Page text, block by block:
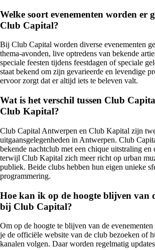
Welke soort evenementen worden er
Club Capital?
Bij Club Capital worden diverse evenementen
thema-avonden, live optredens van bekende
speciale feesten tijdens feestdagen of speciale
staat bekend om zijn gevarieerde en levendige
ervoor zorgt dat er altijd iets te beleven valt.
Wat is het verschil tussen Club
Club Kapital?
Club Capital Antwerpen en Club Kapital zijn
uitgaansgelegenheden in Antwerpen. Club
bekende nachtclub met een chique uitstraling en
terwijl Club Kapital zich meer richt op urban
publiek. Beide clubs hebben hun eigen unieke
programmering.
Hoe kan ik op de hoogte blijven van
bij Club Capital?
Om op de hoogte te blijven van de
je de officiële website van de club bezoeken of
kanalen volgen. Daar worden regelmatig